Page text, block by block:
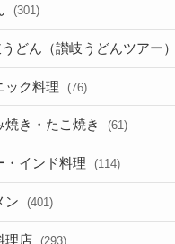
(301)
どん（讃岐うどんツアー）
ック料理 (76)
焼き・たこ焼き (61)
・インド料理 (114)
ン (401)
理店 (293)